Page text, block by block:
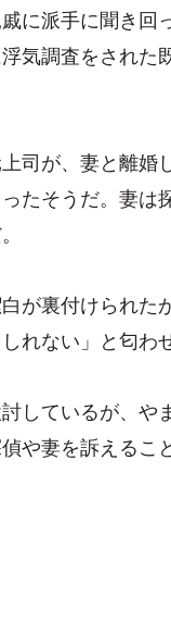
に派手に聞き回
気調査をされた
司が、妻と離婚
たそうだ。妻は
が裏付けられた
れない」と匂わ
しているが、や
や妻を訴えるこ